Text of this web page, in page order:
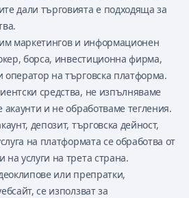
дали търговията е подходяща за
маркетингов и информационен
борса, инвестиционна фирма,
на търговска платформа.
средства, не изпълняваме
и не обработваме тегления.
депозит, търговска дейност,
на платформата се обработва от
услуги на трета страна.
или препратки,
се използват за